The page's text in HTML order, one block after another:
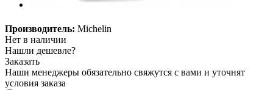
Производитель: Michelin
Нет в наличии
Нашли дешевле?
Заказать
Наши менеджеры обязательно свяжутся с вами и уточнят
условия заказа